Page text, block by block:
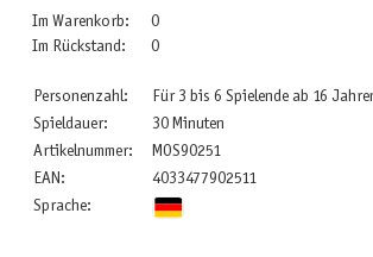
Im Warenkorb:
0
Im Rückstand:
0
Personenzahl:
Für 3 bis 6 Spielende ab 16
Spieldauer:
30 Minuten
Artikelnummer:
MOS90251
EAN:
4033477902511
Sprache: